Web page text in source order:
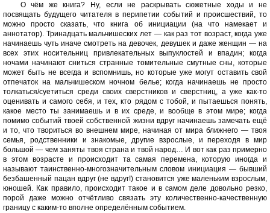
О чём же книга? Ну, если не раскрывать сюжетные ходы и не
посвящать будущего читателя в перипетии событий и происшествий, то
можно просто сказать, что книга об инициации (на что намекает и
аннотатор). Тринадцать мальчишеских лет — как раз тот возраст, когда уже
начинаешь чуть иначе смотреть на девочек, девушек и даже женщин — на
всех этих носительниц привлекательных выпуклостей и впадин; когда
ночами начинают сниться странные томительные смутные сны, которые
может быть не всегда и вспомнишь, но которые уже могут оставить свой
отпечаток на мальчишеском ночном белье; когда начинаешь не просто
толкаться/суетиться среди своих сверстников и сверстниц, а уже как-то
оценивать и самого себя, и тех, кто рядом с тобой, и пытаешься понять,
какое место ты занимаешь и в их среде, и вообще в этом мире; когда
помимо событий твоей собственной жизни вдруг начинаешь замечать ещё
и то, что твориться во внешнем мире, начиная от мира ближнего — твоя
семья, родственники и знакомые, другие взрослые, и переходя в мир
большой — чем заняты твоя страна и твой народ… И вот как раз примерно
в этом возрасте и происходит та самая перемена, которую иногда и
называют таинственно-многозначительным словом инициация — бывший
безбашенный пацан вдруг (не вдруг!) становится уже маленьким взрослым,
юношей. Как правило, происходит такое и в самом деле довольно резко,
порой даже можно отчётливо связать эту количественно-качественную
границу с каким-то вполне определённым событием.